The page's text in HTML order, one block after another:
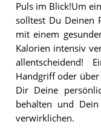
Puls im Blick!Um
solltest Du Deinen
mit einem
Kalorien intensiv
allentscheidend!
Handgriff oder
Dir Deine
behalten und
verwirklichen.